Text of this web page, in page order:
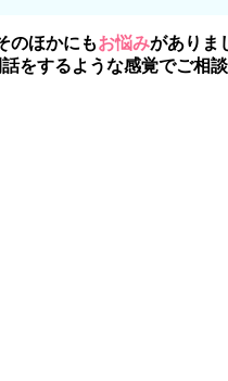
のほかにもお悩みがありま
をするような感覚でご相談